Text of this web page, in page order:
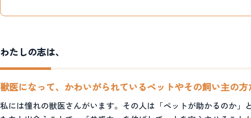
わたしの志は、
獣医になって、かわいがられているペットやその飼い主の
私には憧れの獣医さんがいます。その人は「ペットが助かるのか